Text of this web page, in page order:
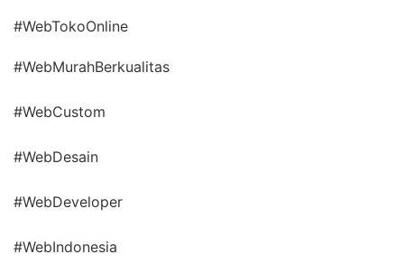
#WebTokoOnline
#WebMurahBerkualitas
#WebCustom
#WebDesain
#WebDeveloper
#WebIndonesia